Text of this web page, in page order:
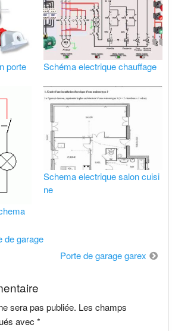
porte
Schéma electrique chauffage
Schema electrique salon cuisi
ne
de garage
Porte de garage garex
sera pas publiée. Les champs
avec*